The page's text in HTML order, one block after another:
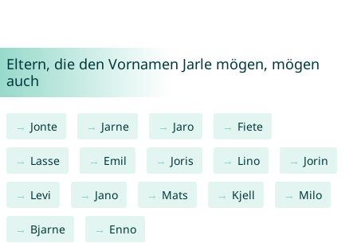
Eltern, die den Vornamen Jarle mögen, mögen
auch
Jonte Jarne Jaro Fiete
Lasse Emil Joris Lino Jorin
Levi Jano Mats Kjell Milo
Bjarne Enno